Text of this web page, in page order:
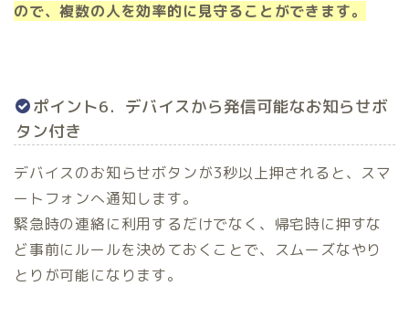
ので、複数の人を効率的に見守ることができます。
ポイント6．デバイスから発信可能なお知らせボ
タン付き
デバイスのお知らせボタンが3秒以上押されると、スマ
ートフォンへ通知します。
緊急時の連絡に利用するだけでなく、帰宅時に押すな
ど事前にルールを決めておくことで、スムーズなやり
とりが可能になります。